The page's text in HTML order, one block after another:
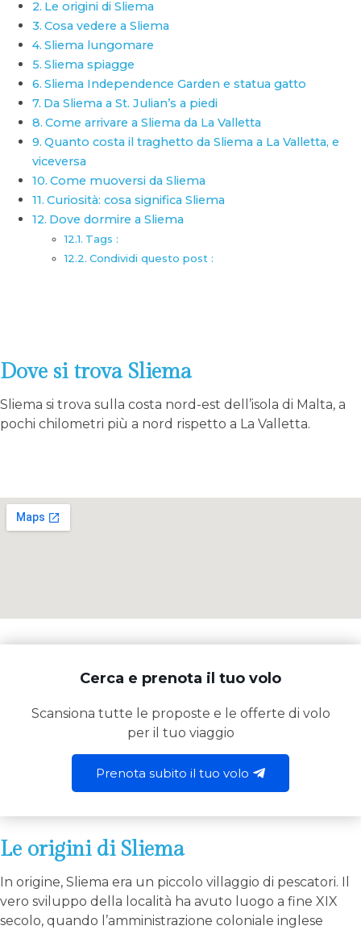
Le origini di Sliema
Cosa vedere a Sliema
Sliema lungomare
Sliema spiagge
Sliema Independence Garden e statua gatto
Da Sliema a St. Julian’s a piedi
Come arrivare a Sliema da La Valletta
Quanto costa il traghetto da Sliema a La Valletta, e
viceversa
Come muoversi da Sliema
Curiosità: cosa significa Sliema
Dove dormire a Sliema
Tags :
Condividi questo post :
Dove si trova Sliema
Sliema si trova sulla costa nord-est dell’isola di Malta, a
pochi chilometri più a nord rispetto a La Valletta.
Cerca e prenota il tuo volo
Scansiona tutte le proposte e le offerte di volo
per il tuo viaggio
Prenota subito il tuo volo
Le origini di Sliema
In origine, Sliema era un piccolo villaggio di pescatori. Il
vero sviluppo della località ha avuto luogo a fine XIX
secolo, quando l’amministrazione coloniale inglese